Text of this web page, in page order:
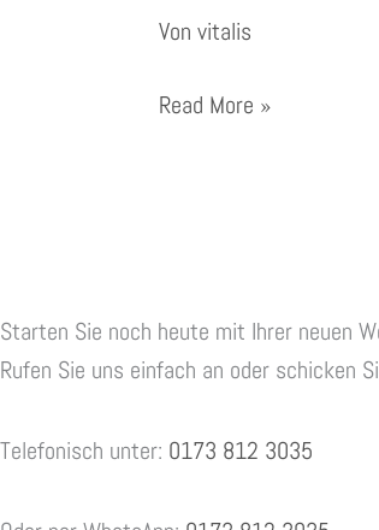
Von vitalis
Webagentur
Read More »
Starten Sie noch heute mit Ihrer neuen
Rufen Sie uns einfach an oder schicken
Telefonisch unter: 0173 812 3035